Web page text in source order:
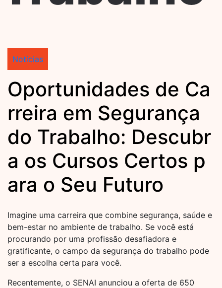
Notícias
Oportunidades de Ca
rreira em Segurança
do Trabalho: Descubr
a os Cursos Certos p
ara o Seu Futuro
Imagine uma carreira que combine segurança, saúde e
bem-estar no ambiente de trabalho. Se você está
procurando por uma profissão desafiadora e
gratificante, o campo da segurança do trabalho pode
ser a escolha certa para você.
Recentemente, o SENAI anunciou a oferta de 650